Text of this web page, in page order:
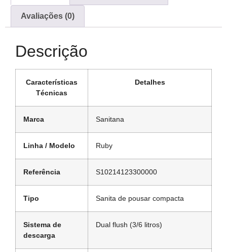
Avaliações (0)
Descrição
Características
Técnicas
Detalhes
Marca Sanitana
Linha / Modelo Ruby
Referência S10214123300000
Tipo Sanita de pousar compacta
Sistema de
descarga
Dual flush (3/6 litros)